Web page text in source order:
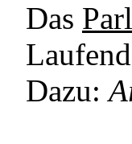
Das
Dazu: